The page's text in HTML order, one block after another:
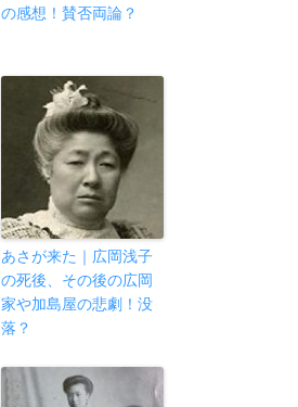
の感想！賛否両論？
あさが来た｜広岡浅子
の死後、その後の広岡
家や加島屋の悲劇！没
落？